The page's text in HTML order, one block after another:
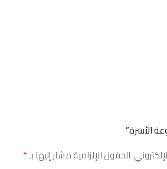
الأسرة”
الحقول الإلزامية مشار إليها بـ*